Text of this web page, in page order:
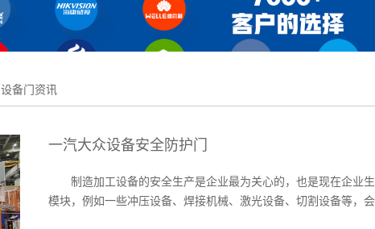
设备门资讯
一汽大众设备安全防护门
制造加工设备的安全生产是企业最为关心的，也是现在企业生
模块，例如一些冲压设备、焊接机械、激光设备、切割设备等，